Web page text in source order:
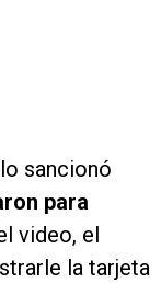
sancionó
para
video, el
la tarjeta